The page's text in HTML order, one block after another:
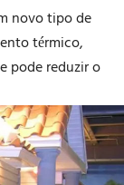
novo tipo de
térmico,
pode reduzir o